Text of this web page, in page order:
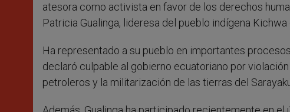
atesora como activista en favor de los derechos
Patricia Gualinga, lideresa del pueblo indígena Kichwa
Ha representado a su pueblo en importantes
declaró culpable al gobierno ecuatoriano por
petroleros y la militarización de las tierras del